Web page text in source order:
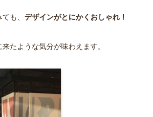
も、 デザインがとにかくおしゃれ！
たような気分が味わえます。